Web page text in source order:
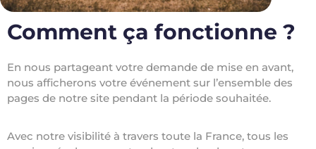
Comment ça fonctionne ?
En nous partageant votre demande de mise en avant,
nous afficherons votre événement sur l’ensemble des
pages de notre site pendant la période souhaitée.
Avec notre visibilité à travers toute la France, tous les